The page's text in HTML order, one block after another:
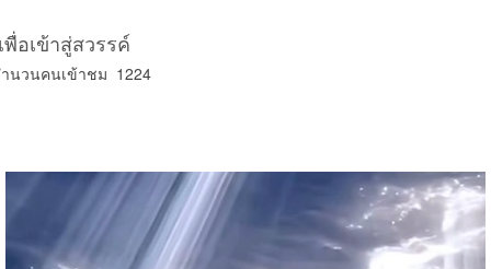
พื่อเข้าสู่สวรรค์
นวนคนเข้าชม 1224